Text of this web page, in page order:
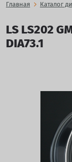
Главная Каталог
LS LS202
DIA73.1